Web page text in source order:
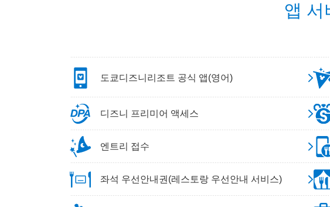
앱 서
도쿄디즈니리조트 공식 앱(영어)
디즈니 프리미어 액세스
엔트리 접수
좌석 우선안내권(레스토랑 우선안내 서비스)